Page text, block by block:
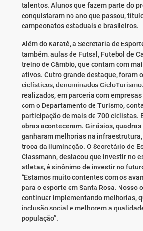
talentos. Alunos que fazem parte do
conquistaram no ano que passou,
campeonatos estaduais e brasileiros.
Além do Karatê, a Secretaria de
também, aulas de Futsal, Futebol de
treino de Câmbio, que contam com
ativos. Outro grande destaque, foram
ciclísticos, denominados
realizados, em parceria com
com o Departamento de Turismo,
participação de mais de 700 ciclistas.
obras aconteceram. Ginásios, quadras
ganharam melhorias na
troca da iluminação. O Secretário de
Classmann, destacou que investir no
atletas, é sinônimo de investir no
“Estamos muito contentes com os
para o esporte em Santa Rosa. Nosso
continuar implementando melhorias,
inclusão social e melhorem a
população”.